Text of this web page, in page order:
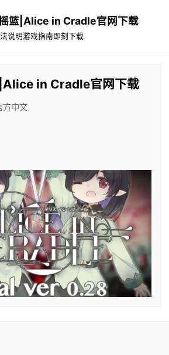
篮|Alice in Cradle官网下载
说明游戏指南 即刻下载
in Cradle官网下载
方中文